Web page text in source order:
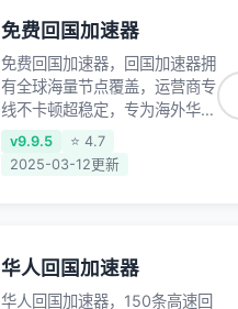
免费回国加速器
免费回国加速器，回国加速器拥
有全球海量节点覆盖，运营商专
线不卡顿超稳定，专为海外华人
和留学生打造，帮助海外华人免
除地域限制，随时高速稳定低延
v9.9.5
⭐ 4.7
2025-03-12更新
华人回国加速器
华人回国加速器，150条高速回